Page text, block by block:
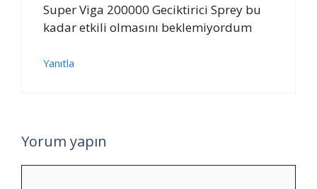
Super Viga 200000 Geciktirici Sprey bu
kadar etkili olmasını beklemiyordum
Yanıtla
Yorum yapın